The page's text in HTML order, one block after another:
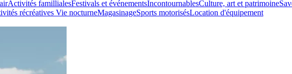
Activités famillialesFestivals et événementsIncontournablesCulture, art et patrimoine
récréatives Vie nocturneMagasinageSports motorisésLocation d'équipement